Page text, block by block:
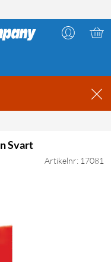
SVART
Svart
Artikelnr: 17081